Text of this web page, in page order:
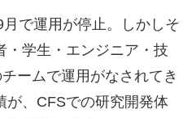
で運用が停止。しかしそ
・学生・エンジニア・技
ームで運用がなされてき
が、CFSでの研究開発体